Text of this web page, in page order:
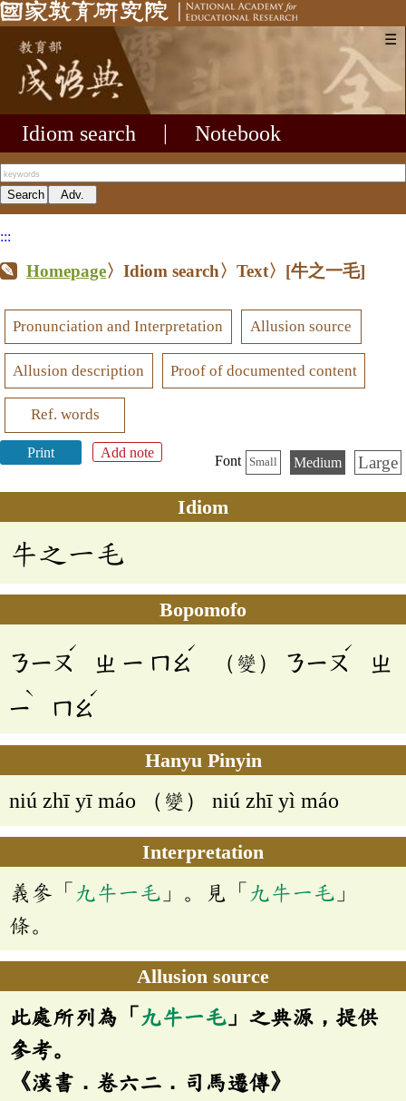
☰
Idiom search Notebook
:::
Homepage〉Idiom search〉Text〉 [牛之一毛]
Pronunciation and Interpretation Allusion source
Allusion description Proof of documented content
Ref. words
Print Add note
Font Small Medium Large
Idiom
牛之一毛
Bopomofo
ㄋㄧㄡ
ˊ
ㄓ ㄧ ㄇㄠ
ˊ
（變） ㄋㄧㄡ
ˊ
ㄓ
ㄧ
ˋ
ㄇㄠ
ˊ
Hanyu Pinyin
niú zhī yī máo （變） niú zhī yì máo
Interpretation
義參「 九牛一毛 」。見「 九牛一毛 」
條。
Allusion source
此處所列為「 九牛一毛 」之典源，提供
參考。
《漢書．卷六二．司馬遷傳》